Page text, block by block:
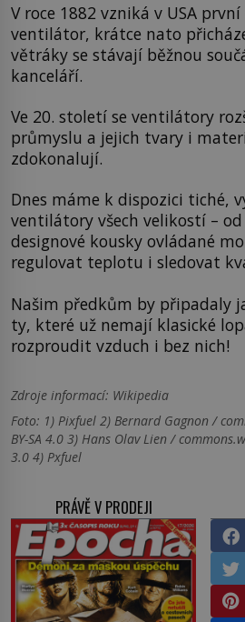
V roce 1882 vzniká v USA
ventilátor, krátce nato
větráky se stávají běžnou
kanceláří.
Ve 20. století se ventilátory
průmyslu a jejich tvary i
zdokonalují.
Dnes máme k dispozici tiché,
ventilátory všech velikostí –
designové kousky ovládané
regulovat teplotu i sledovat
Našim předkům by připadaly
ty, které už nemají klasické
rozproudit vzduch i bez nich!
Zdroje informací: Wikipedia
Foto: 1) Pixfuel 2) Bernard Gagnon /
BY-SA 4.0 3) Hans Olav Lien /
3.0 4) Pxfuel
PRÁVĚ V PRODEJI